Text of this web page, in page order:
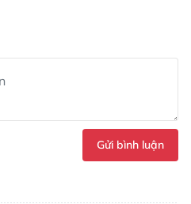
Gửi bình luận